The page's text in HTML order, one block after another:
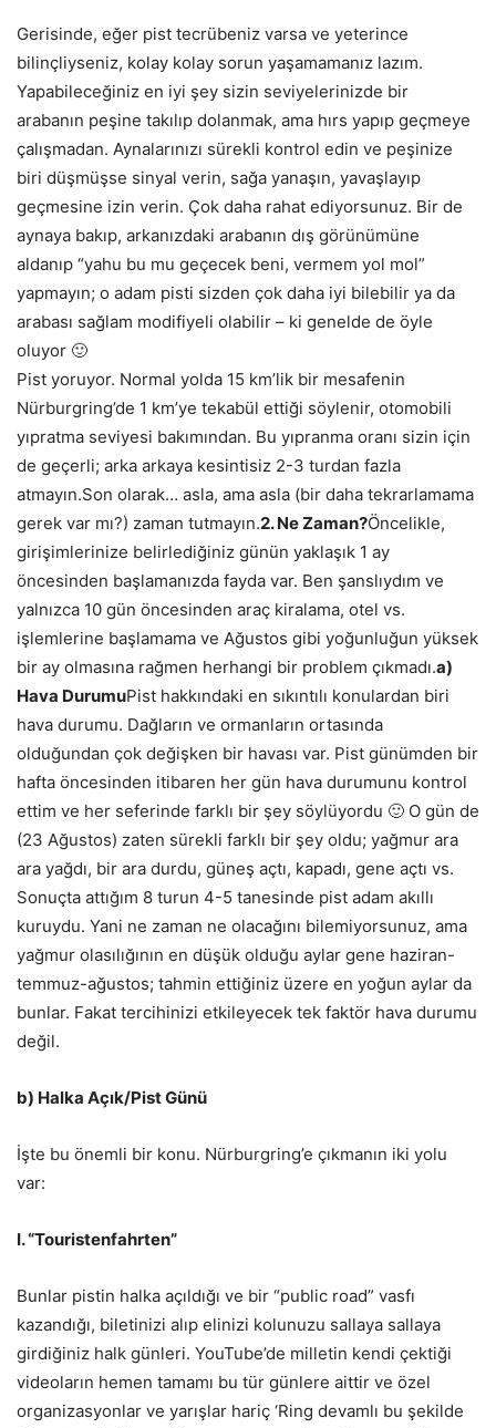
Gerisinde, eğer pist tecrübeniz varsa ve yeterince
bilinçliyseniz, kolay kolay sorun yaşamamanız lazım.
Yapabileceğiniz en iyi şey sizin seviyelerinizde bir
arabanın peşine takılıp dolanmak, ama hırs yapıp geçmeye
çalışmadan. Aynalarınızı sürekli kontrol edin ve peşinize
biri düşmüşse sinyal verin, sağa yanaşın, yavaşlayıp
geçmesine izin verin. Çok daha rahat ediyorsunuz. Bir de
aynaya bakıp, arkanızdaki arabanın dış görünümüne
aldanıp “yahu bu mu geçecek beni, vermem yol mol”
yapmayın; o adam pisti sizden çok daha iyi bilebilir ya da
arabası sağlam modifiyeli olabilir – ki genelde de öyle
oluyor 🙂
Pist yoruyor. Normal yolda 15 km’lik bir mesafenin
Nürburgring’de 1 km’ye tekabül ettiği söylenir, otomobili
yıpratma seviyesi bakımından. Bu yıpranma oranı sizin için
de geçerli; arka arkaya kesintisiz 2-3 turdan fazla
atmayın.Son olarak… asla, ama asla (bir daha tekrarlamama
gerek var mı?) zaman tutmayın.2. Ne Zaman?Öncelikle,
girişimlerinize belirlediğiniz günün yaklaşık 1 ay
öncesinden başlamanızda fayda var. Ben şanslıydım ve
yalnızca 10 gün öncesinden araç kiralama, otel vs.
işlemlerine başlamama ve Ağustos gibi yoğunluğun yüksek
bir ay olmasına rağmen herhangi bir problem çıkmadı.a)
Hava DurumuPist hakkındaki en sıkıntılı konulardan biri
hava durumu. Dağların ve ormanların ortasında
olduğundan çok değişken bir havası var. Pist günümden bir
hafta öncesinden itibaren her gün hava durumunu kontrol
ettim ve her seferinde farklı bir şey söylüyordu 🙂 O gün de
(23 Ağustos) zaten sürekli farklı bir şey oldu; yağmur ara
ara yağdı, bir ara durdu, güneş açtı, kapadı, gene açtı vs.
Sonuçta attığım 8 turun 4-5 tanesinde pist adam akıllı
kuruydu. Yani ne zaman ne olacağını bilemiyorsunuz, ama
yağmur olasılığının en düşük olduğu aylar gene haziran-
temmuz-ağustos; tahmin ettiğiniz üzere en yoğun aylar da
bunlar. Fakat tercihinizi etkileyecek tek faktör hava durumu
değil.
b) Halka Açık/Pist Günü
İşte bu önemli bir konu. Nürburgring’e çıkmanın iki yolu
var:
I. “Touristenfahrten”
Bunlar pistin halka açıldığı ve bir “public road” vasfı
kazandığı, biletinizi alıp elinizi kolunuzu sallaya sallaya
girdiğiniz halk günleri. YouTube’de milletin kendi çektiği
videoların hemen tamamı bu tür günlere aittir ve özel
organizasyonlar ve yarışlar hariç ‘Ring devamlı bu şekilde